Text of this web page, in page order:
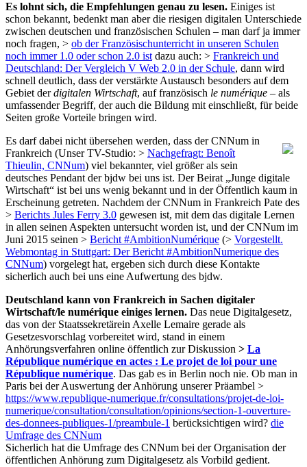
Es lohnt sich, die Empfehlungen genau zu lesen. Einiges ist
schon bekannt, bedenkt man aber die riesigen digitalen Unterschiede
zwischen deutschen und französischen Schulen – man darf ja immer
noch fragen, > ob der Französischunterricht in unseren Schulen
noch immer 1.0 oder schon 2.0 istdazu auch: > Frankreich und
Deutschland: Der Vergleich V Web 2.0 in der Schule, dann wird
schnell deutlich, dass der verstärkte Austausch besonders auf dem
Gebiet derdigitalen Wirtschaft, auf französisch le numérique – als
umfassender Begriff, der auch die Bildung mit einschließt, für beide
Seiten große Vorteile bringen wird.
Es darf dabei nicht übersehen werden, dass der CNNum in
Frankreich (Unser TV-Studio: > Nachgefragt: Benoît
Thieulin, CNNum) viel bekannter, viel größer als sein
deutsches Pendant der bjdw bei uns ist. Der Beirat „Junge digitale
Wirtschaft“ ist bei uns wenig bekannt und in der Öffentlich kaum in
Erscheinung getreten. Nachdem der CNNum in Frankreich Pate des
> Berichts Jules Ferry 3.0 gewesen ist, mit dem das digitale Lernen
in allen seinen Aspekten untersucht worden ist, und der CNNum im
Juni 2015 seinen > Bericht #AmbitionNumérique (> Vorgestellt.
Webmontag in Stuttgart: Der Bericht #AmbitionNumerique des
CNNum) vorgelegt hat, ergeben sich durch diese Kontakte
sicherlich auch bei uns eine Aufwertung des bjdw.
Deutschland kann von Frankreich in Sachen digitaler
Wirtschaft/le numérique einiges lernen. Das neue Digitalgesetz,
das von der Staatssekretärein Axelle Lemaire gerade als
Gesetzesvorschlag vorbereitet wird, stand in einem
Anhörungsverfahren online öffentlich zur Diskussion > La
République numérique en actes : Le projet de loi pour une
République numérique. Das gab es in Berlin noch nie. Ob man in
Paris bei der Auswertung der Anhörung unserer Präambel >
https://www.republique-numerique.fr/consultations/projet-de-loi-
numerique/consultation/consultation/opinions/section-1-ouverture-
des-donnees-publiques-1/preambule-1 berücksichtigen wird? die
Umfrage des CNNum
Sicherlich hat die Umfrage des CNNum bei der Organisation der
öffentlichen Anhörung zum Digitalgesetz als Vorbild gedient.